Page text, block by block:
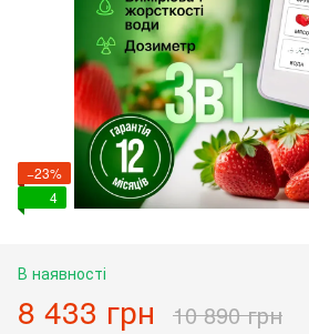
−23%
4
В наявності
8 433 грн 10 890 грн